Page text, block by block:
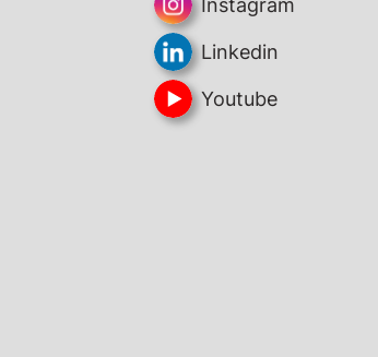
Instagram
Linkedin
Youtube